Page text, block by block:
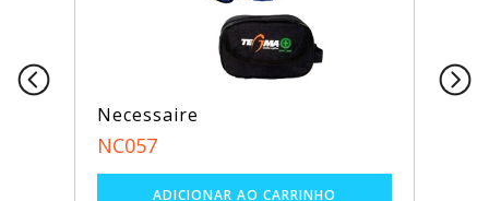
Necessaire
NC057